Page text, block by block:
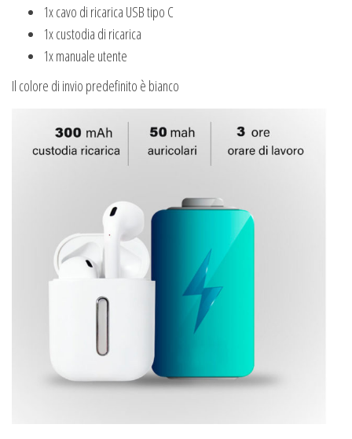
1x cavo di ricarica USB tipo C
1x custodia di ricarica
1x manuale utente
Il colore di invio predefinito è bianco